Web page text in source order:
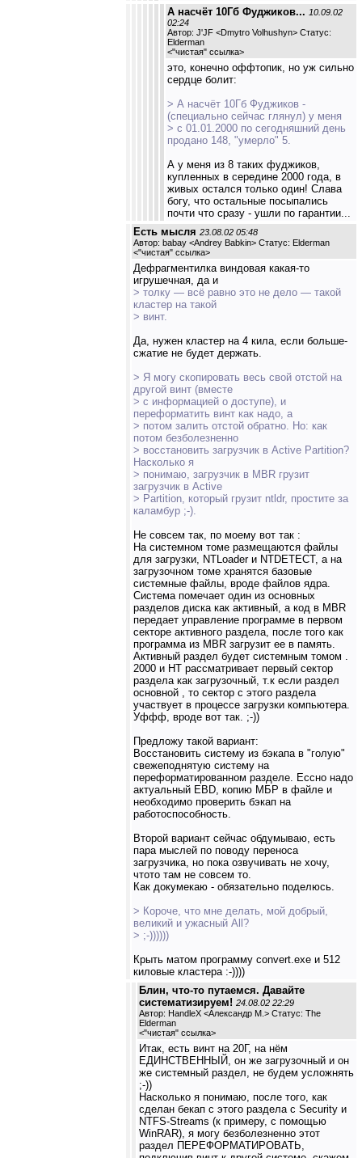
А насчёт 10Гб Фуджиков... 10.09.02
02:24
Автор: J'JF <Dmytro Volhushyn> Статус:
Elderman
<"чистая" ссылка>
это, конечно оффтопик, но уж сильно
сердце болит:
> А насчёт 10Гб Фуджиков -
(специально сейчас глянул) у меня
> с 01.01.2000 по сегодняшний день
продано 148, "умерло" 5.
А у меня из 8 таких фуджиков,
купленных в середине 2000 года, в
живых остался только один! Слава
богу, что остальные посыпались
почти что сразу - ушли по гарантии...
Есть мысля 23.08.02 05:48
Автор: babay <Andrey Babkin> Статус: Elderman
<"чистая" ссылка>
Дефрагментилка виндовая какая-то
игрушечная, да и
> толку — всё равно это не дело — такой
кластер на такой
> винт.
Да, нужен кластер на 4 кила, если больше-
сжатие не будет держать.
> Я могу скопировать весь свой отстой на
другой винт (вместе
> с информацией о доступе), и
переформатить винт как надо, а
> потом залить отстой обратно. Но: как
потом безболезненно
> восстановить загрузчик в Active Partition?
Насколько я
> понимаю, загрузчик в MBR грузит
загрузчик в Active
> Partition, который грузит ntldr, простите за
каламбур ;-).
Не совсем так, по моему вот так :
На системном томе размещаются файлы
для загрузки, NTLoader и NTDETECT, а на
загрузочном томе хранятся базовые
системные файлы, вроде файлов ядра.
Система помечает один из основных
разделов диска как активный, а код в MBR
передает управление программе в первом
секторе активного раздела, после того как
программа из MBR загрузит ее в память.
Активный раздел будет системным томом .
2000 и НТ рассматривает первый сектор
раздела как загрузочный, т.к если раздел
основной , то сектор с этого раздела
участвует в процессе загрузки компьютера.
Уффф, вроде вот так. ;-))
Предложу такой вариант:
Восстановить систему из бэкапа в "голую"
свежеподнятую систему на
переформатированном разделе. Ессно надо
актуальный EBD, копию МБР в файле и
необходимо проверить бэкап на
работоспособность.
Второй вариант сейчас обдумываю, есть
пара мыслей по поводу переноса
загрузчика, но пока озвучивать не хочу,
чтото там не совсем то.
Как докумекаю - обязательно поделюсь.
> Короче, что мне делать, мой добрый,
великий и ужасный All?
> ;-))))))
Крыть матом программу convert.exe и 512
киловые кластера :-))))
Блин, что-то путаемся. Давайте
систематизируем! 24.08.02 22:29
Автор: HandleX <Александр М.> Статус: The
Elderman
<"чистая" ссылка>
Итак, есть винт на 20Г, на нём
ЕДИНСТВЕННЫЙ, он же загрузочный и он
же системный раздел, не будем усложнять
;-))
Насколько я понимаю, после того, как
сделан бекап с этого раздела с Security и
NTFS-Streams (к примеру, с помощью
WinRAR), я могу безболезненно этот
раздел ПЕРЕФОРМАТИРОВАТЬ,